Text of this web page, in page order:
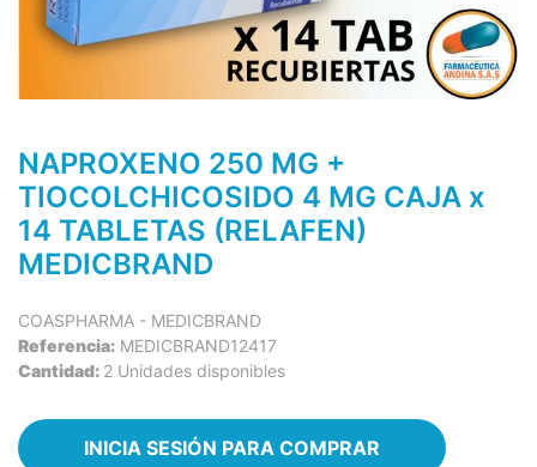
NAPROXENO 250 MG +
TIOCOLCHICOSIDO 4 MG CAJA x
14 TABLETAS (RELAFEN)
MEDICBRAND
COASPHARMA - MEDICBRAND
Referencia: MEDICBRAND12417
Cantidad: 2 Unidades disponibles
INICIA SESIÓN PARA COMPRAR